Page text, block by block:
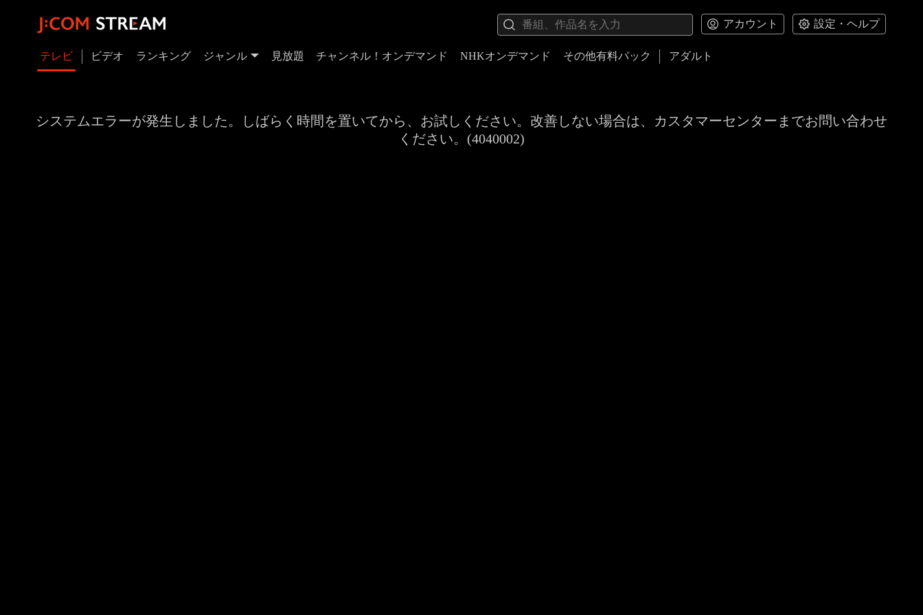
アカウント 設定・ヘルプ
テレビ ビデオ ランキング ジャンル 見放題 チャンネル！オンデマンド NHKオンデマンド その他有料パック アダルト
システムエラーが発生しました。しばらく時間を置いてから、お試しください。改善しない場合は、カスタマーセンターまでお問い合わせ
ください。(4040002)